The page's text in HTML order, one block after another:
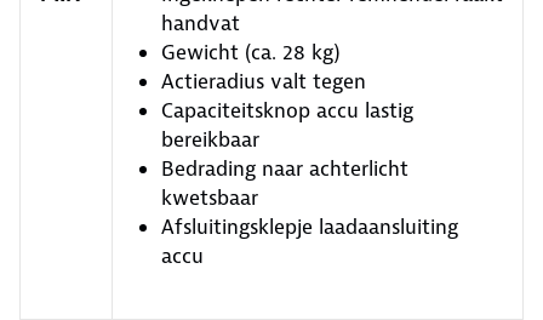
handvat
Gewicht (ca. 28 kg)
Actieradius valt tegen
Capaciteitsknop accu lastig
bereikbaar
Bedrading naar achterlicht
kwetsbaar
Afsluitingsklepje laadaansluiting
accu